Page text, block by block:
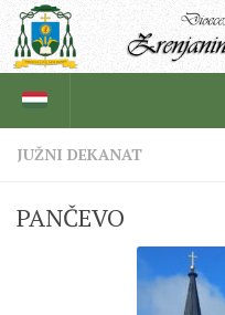
BISKUPSKI ORDINARIJAT
CRKVENE INSTITUCIJE
JUŽNI DEKANAT
PANČEVO